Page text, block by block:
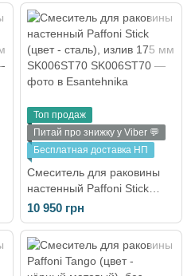
Топ продаж
Питай про знижку у Viber 💬
Бесплатная доставка НП
Смеситель для раковины
настенный Paffoni Stick
(цвет - сталь), излив 175 мм
SK006ST70
10 950 грн